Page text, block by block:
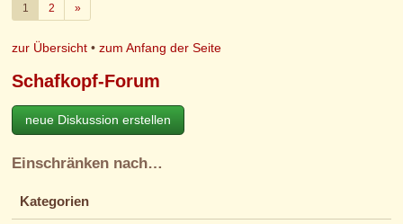
1 2 »Weiter
zur Übersicht •zum Anfang der Seite
Schafkopf-Forum
neue Diskussion erstellen
Einschränken nach…
Kategorien